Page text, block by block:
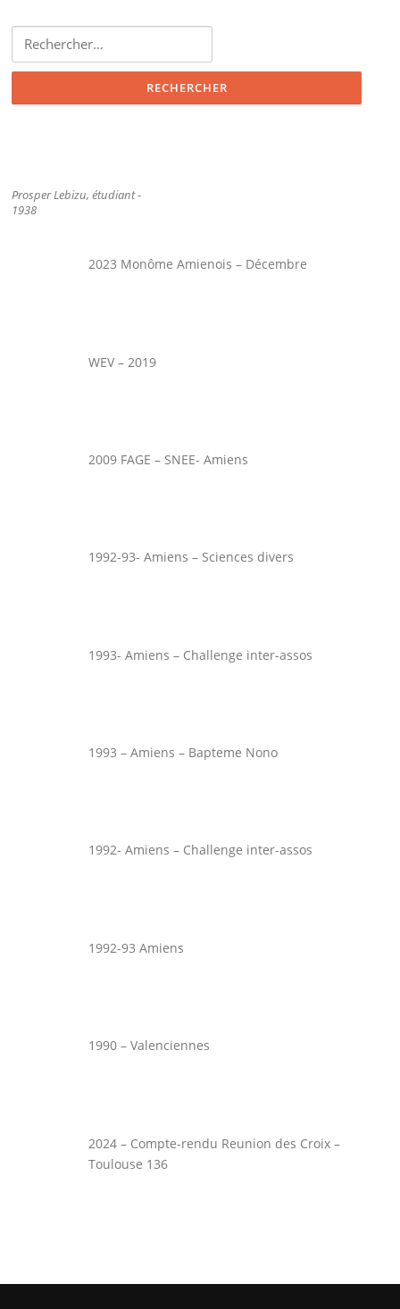
Rechercher :
Prosper Lebizu, étudiant -
1938
2023 Monôme Amienois – Décembre
WEV – 2019
2009 FAGE – SNEE- Amiens
1992-93- Amiens – Sciences divers
1993- Amiens – Challenge inter-assos
1993 – Amiens – Bapteme Nono
1992- Amiens – Challenge inter-assos
1992-93 Amiens
1990 – Valenciennes
2024 – Compte-rendu Reunion des Croix –
Toulouse 136